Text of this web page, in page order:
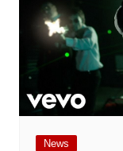
News